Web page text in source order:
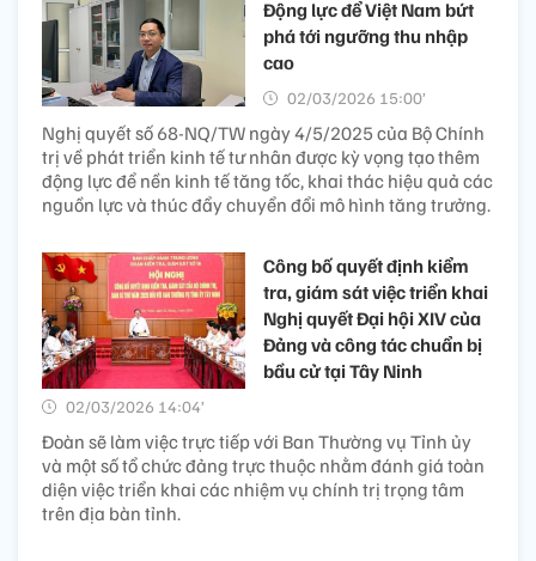
Động lực để Việt Nam bứt
phá tới ngưỡng thu nhập
cao
02/03/2026 15:00’
Nghị quyết số 68-NQ/TW ngày 4/5/2025 của Bộ Chính
trị về phát triển kinh tế tư nhân được kỳ vọng tạo thêm
động lực để nền kinh tế tăng tốc, khai thác hiệu quả các
nguồn lực và thúc đẩy chuyển đổi mô hình tăng trưởng.
Công bố quyết định kiểm
tra, giám sát việc triển khai
Nghị quyết Đại hội XIV của
Đảng và công tác chuẩn bị
bầu cử tại Tây Ninh
02/03/2026 14:04’
Đoàn sẽ làm việc trực tiếp với Ban Thường vụ Tỉnh ủy
và một số tổ chức đảng trực thuộc nhằm đánh giá toàn
diện việc triển khai các nhiệm vụ chính trị trọng tâm
trên địa bàn tỉnh.